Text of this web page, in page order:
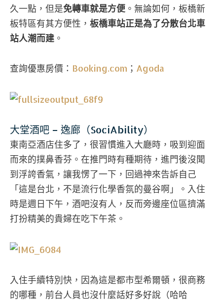
久一點，但是免轉車就是方便 。無論如何，板橋新
板特區有其方便性， 板橋車站正是為了分散台北車
站人潮而建 。
查詢優惠房價： Booking.com ； Agoda
大堂酒吧 – 逸廊（SociAbility）
東南亞酒店住多了，很習慣進入大廳時，吸到迎面
而來的撲鼻香芬。在推門時有種期待，進門後沒聞
到浮誇香氣，讓我愣了一下，回過神來告訴自己
「這是台北，不是流行化學香氛的曼谷啊」。入住
時是週日下午，酒吧沒有人，反而旁邊座位區擠滿
打扮精美的貴婦在吃下午茶。
入住手續特別快，因為這是都市型希爾頓，很商務
的哪種，前台人員也沒什麼話好多好說（哈哈